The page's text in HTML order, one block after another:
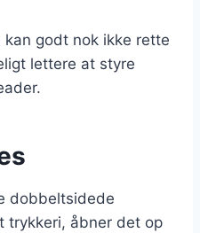
godt nok ikke rette
lettere at styre
dobbeltsidede
trykkeri, åbner det op